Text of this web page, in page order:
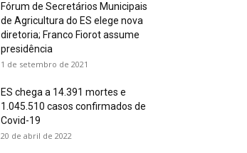
Fórum de Secretários Municipais
de Agricultura do ES elege nova
diretoria; Franco Fiorot assume
presidência
1 de setembro de 2021
ES chega a 14.391 mortes e
1.045.510 casos confirmados de
Covid-19
20 de abril de 2022